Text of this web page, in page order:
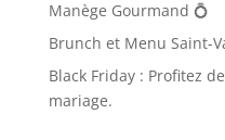
Manège Gourmand 💍
Brunch et Menu Saint-
Black Friday : Profitez
mariage.